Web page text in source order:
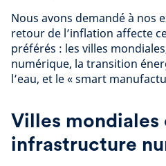
Nous avons demandé à nos
retour de l’inflation affecte
préférés : les villes
numérique, la transition
l’eau, et le « smart
Villes mondiales
infrastructure